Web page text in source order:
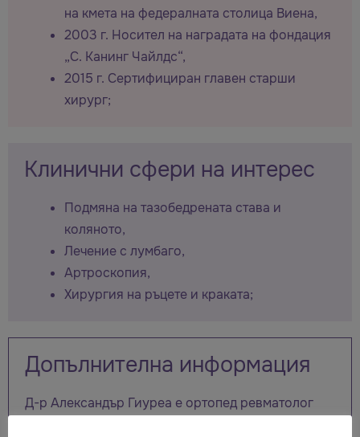
на кмета на федералната столица Виена,
2003 г. Носител на наградата на фондация
„С. Канинг Чайлдс“,
2015 г. Сертифициран главен старши
хирург;
Клинични сфери на интерес
Подмяна на тазобедрената става и
коляното,
Лечение с лумбаго,
Артроскопия,
Хирургия на ръцете и краката;
Допълнителна информация
Д-р Александър Гиуреа е ортопед ревматолог